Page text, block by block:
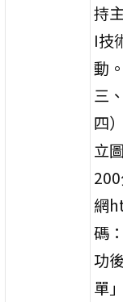
持
I技
動。
三
四
立
網
碼
功
單